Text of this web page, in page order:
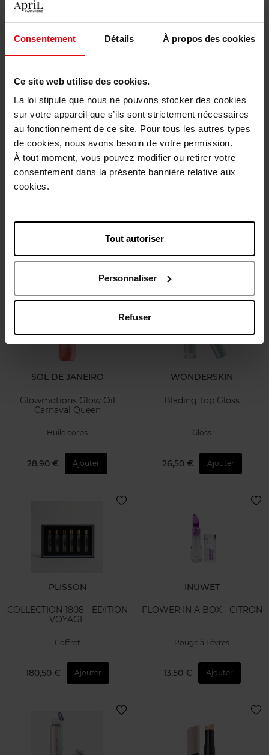
Consentement Détails À propos des cookies
Ce site web utilise des cookies.
La loi stipule que nous ne pouvons stocker des cookies
sur votre appareil que s’ils sont strictement nécessaires
au fonctionnement de ce site. Pour tous les autres types
de cookies, nous avons besoin de votre permission.
À tout moment, vous pouvez modifier ou retirer votre
consentement dans la présente bannière relative aux
cookies.
Tout autoriser
Personnaliser
Refuser
15,50 € Ajouter 31,90 € Ajouter
SOL DE JANEIRO
Body Badalada™ Moisture
Lotion Corps
13,90 € Ajouter
SOL DE JANEIRO
Après-shampooing
13,90 € Ajouter
SOL DE JANEIRO
Glowmotions Glow Oil
Carnaval Queen
Huile corps
28,90 € Ajouter
WONDERSKIN
Blading Top Gloss
Gloss
26,50 € Ajouter
PLISSON
COLLECTION 1808 - EDITION
VOYAGE
Coffret
180,50 € Ajouter
INUWET
FLOWER IN A BOX - CITRON
Rouge à Lèvres
13,50 € Ajouter